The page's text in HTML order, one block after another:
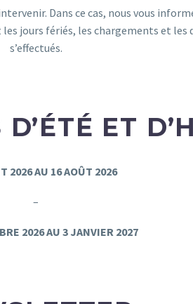
Dans ce cas, nous vous
jours fériés, les chargements et
s’effectués.
ET
2026 AU 16 AOÛT 2026
–
2026 AU 3 JANVIER 2027